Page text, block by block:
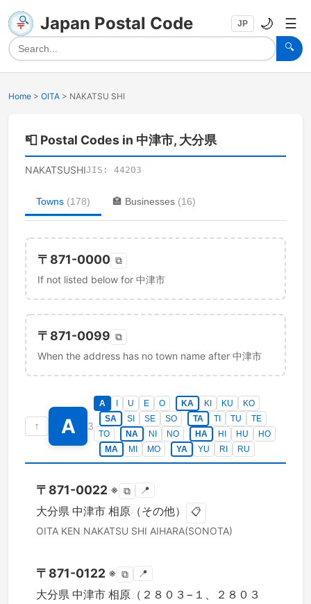
Japan Postal Code
🔍
JP 🌙 ☰
Home > OITA > NAKATSU SHI
📮 Postal Codes in 中津市, 大分県
NAKATSUSHIJIS: 44203
Towns (178) 🏣 Businesses (16)
〒 871-0000 ⧉
If not listed below for 中津市
〒 871-0099 ⧉
When the address has no town name after 中津市
↑ A 3
A U E O KA KI KU
KO
SA
SI SE SO TA TI TU
TE
TO
NA NI NO HA HI HU
HO
MA
MI MO YA YU RI RU
〒 871-0022 ※ ⧉ 📍
大分県 中津市 相原（その他） 📋
OITA KEN NAKATSU SHI AIHARA(SONOTA)
〒 871-0122 ※ ⧉ 📍
大分県 中津市 相原（２８０３−１、２８０３